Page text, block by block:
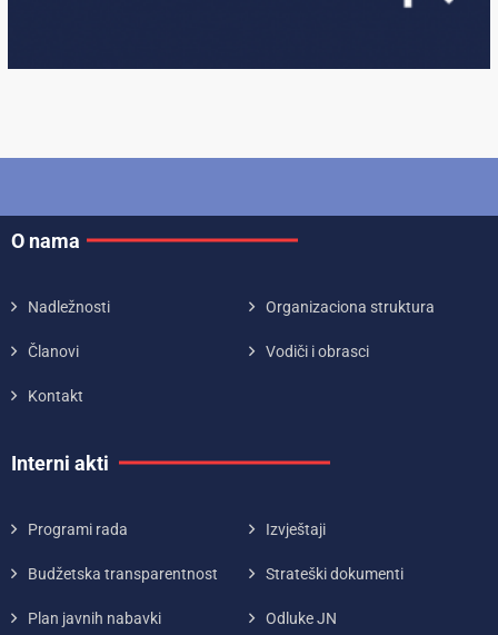
O nama
Nadležnosti Organizaciona struktura
Članovi Vodiči i obrasci
Kontakt
Interni akti
Programi rada Izvještaji
Budžetska transparentnost Strateški dokumenti
Plan javnih nabavki Odluke JN